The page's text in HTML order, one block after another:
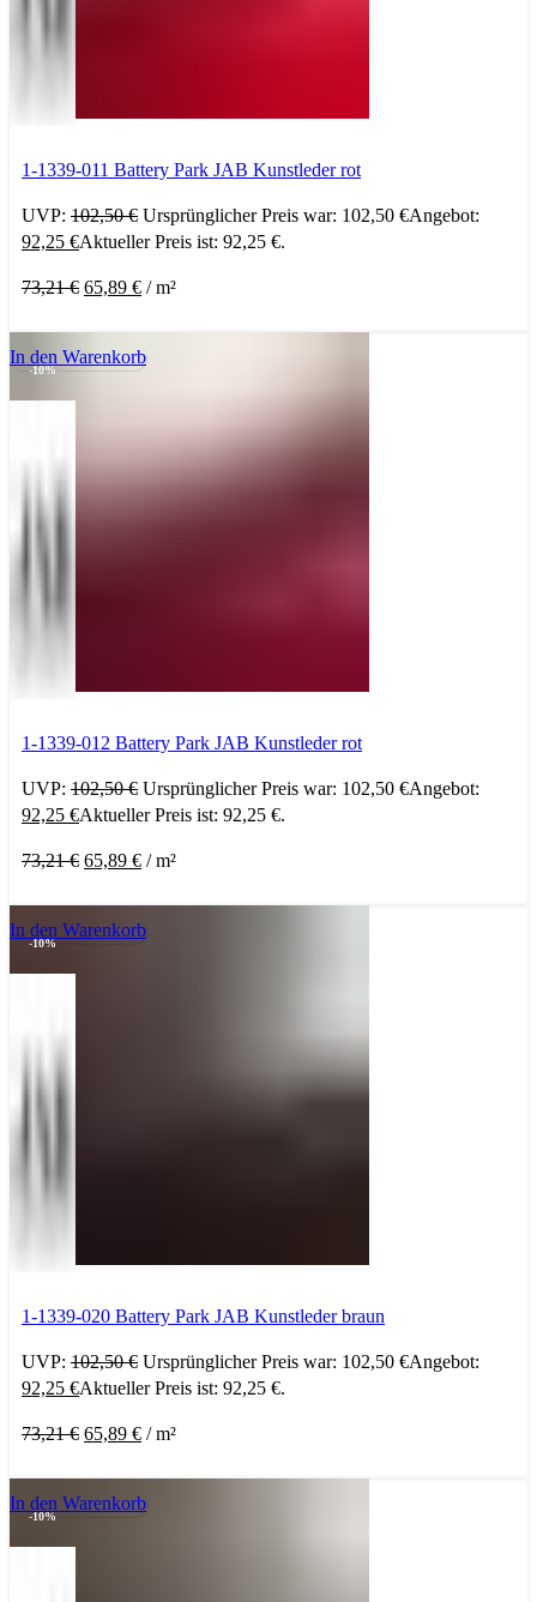
1-1339-011 Battery Park JAB Kunstleder rot
UVP: 102,50€ Ursprünglicher Preis war: 102,50 €Angebot:
92,25 €Aktueller Preis ist: 92,25 €.
73,21€ 65,89 € /m²
-10%
In den Warenkorb
1-1339-012 Battery Park JAB Kunstleder rot
UVP: 102,50€ Ursprünglicher Preis war: 102,50 €Angebot:
92,25 €Aktueller Preis ist: 92,25 €.
73,21€ 65,89 € /m²
-10%
In den Warenkorb
1-1339-020 Battery Park JAB Kunstleder braun
UVP: 102,50€ Ursprünglicher Preis war: 102,50 €Angebot:
92,25 €Aktueller Preis ist: 92,25 €.
73,21€ 65,89 € /m²
-10%
In den Warenkorb